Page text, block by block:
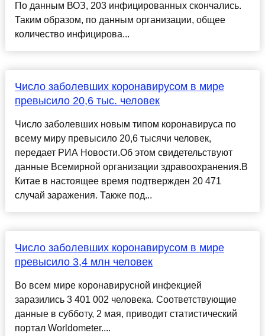
По данным ВОЗ, 203 инфицированных скончались.
Таким образом, по данным организации, общее
количество инфицирова...
Число заболевших коронавирусом в мире
превысило 20,6 тыс. человек
Число заболевших новым типом коронавируса по
всему миру превысило 20,6 тысячи человек,
передает РИА Новости.Об этом свидетельствуют
данные Всемирной организации здравоохранения.В
Китае в настоящее время подтвержден 20 471
случай заражения. Также под...
Число заболевших коронавирусом в мире
превысило 3,4 млн человек
Во всем мире коронавирусной инфекцией
заразились 3 401 002 человека. Соответствующие
данные в субботу, 2 мая, приводит статистический
портал Worldometer....